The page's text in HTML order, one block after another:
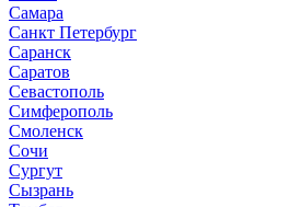
Самара
Санкт Петербург
Саранск
Саратов
Севастополь
Симферополь
Смоленск
Сочи
Сургут
Сызрань